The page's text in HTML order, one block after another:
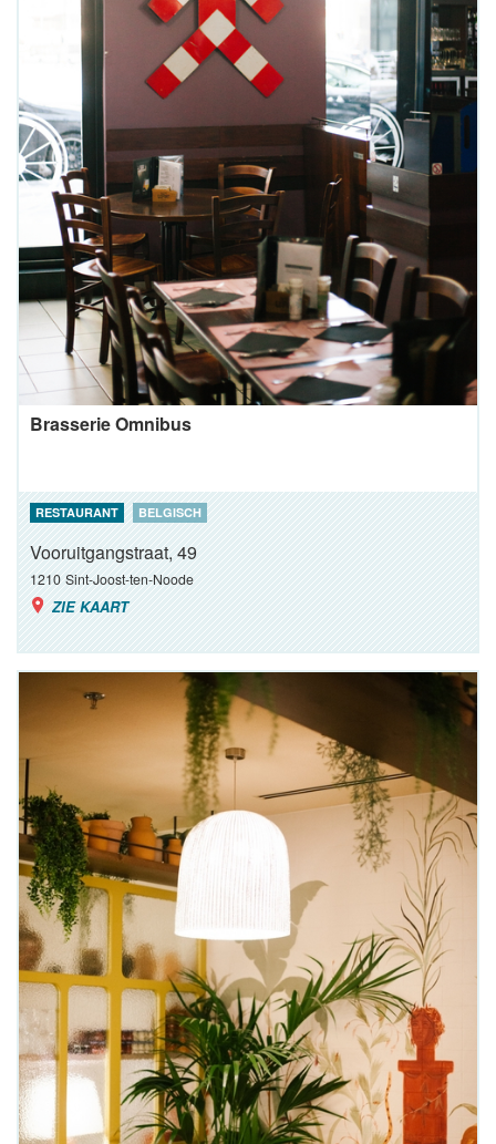
Brasserie Omnibus
RESTAURANT BELGISCH
Vooruitgangstraat, 49
1210 Sint-Joost-ten-Noode
ZIE KAART